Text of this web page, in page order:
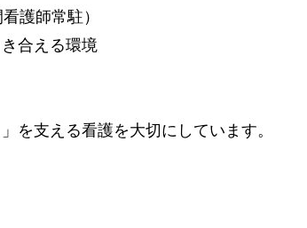
護師常駐）
合える環境
を支える看護を大切にしています。